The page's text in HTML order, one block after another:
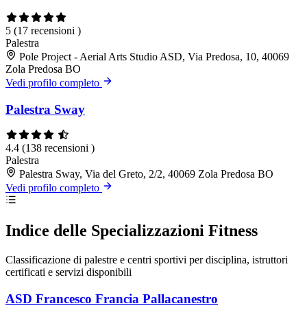
5 (17 recensioni )
Palestra
Pole Project - Aerial Arts Studio ASD, Via Predosa, 10, 40069
Zola Predosa BO
Vedi profilo completo
Palestra Sway
4.4 (138 recensioni )
Palestra
Palestra Sway, Via del Greto, 2/2, 40069 Zola Predosa BO
Vedi profilo completo
Indice delle Specializzazioni Fitness
Classificazione di palestre e centri sportivi per disciplina, istruttori
certificati e servizi disponibili
ASD Francesco Francia Pallacanestro